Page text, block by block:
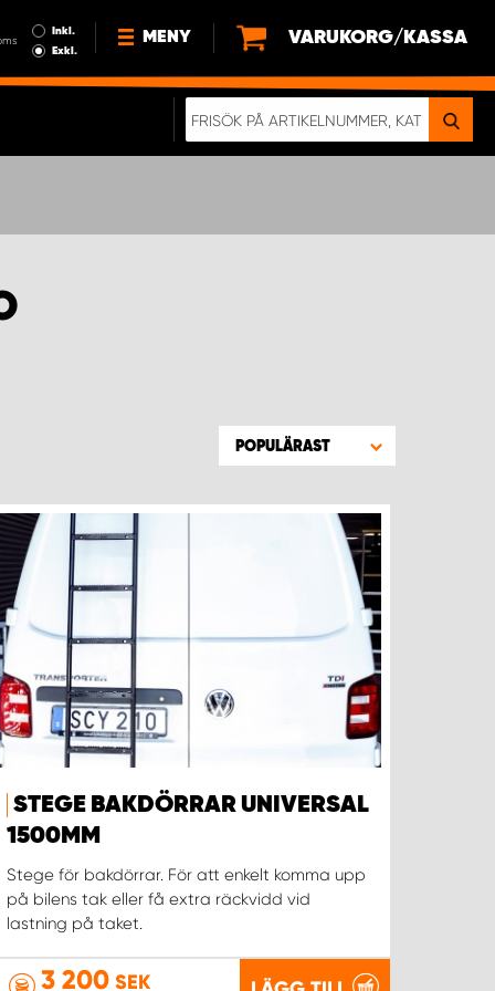
Inkl.
Exkl.
MENY
NYHETER
VARUKORG/KASSA
POPULÄRAST
STEGE BAKDÖRRAR UNIVERSAL
1500MM
Stege för bakdörrar. För att enkelt komma upp
på bilens tak eller få extra räckvidd vid
lastning på taket.
3 200 SEK